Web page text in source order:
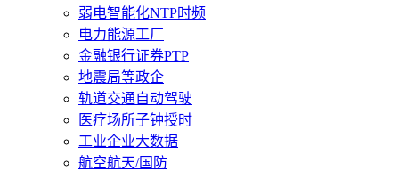
弱电智能化NTP时频
电力能源工厂
金融银行证券PTP
地震局等政企
轨道交通自动驾驶
医疗场所子钟授时
工业企业大数据
航空航天/国防